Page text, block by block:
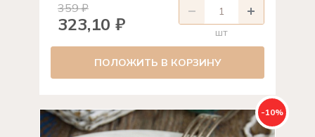
359 ₽
323,10 ₽ шт
ПОЛОЖИТЬ В КОРЗИНУ
-10%